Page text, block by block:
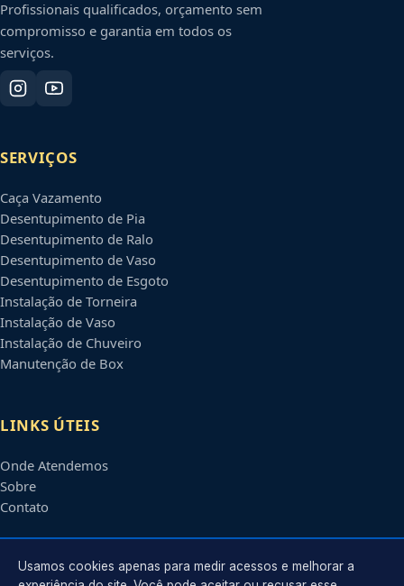
Profissionais qualificados, orçamento sem
compromisso e garantia em todos os
serviços.
SERVIÇOS
Caça Vazamento
Desentupimento de Pia
Desentupimento de Ralo
Desentupimento de Vaso
Desentupimento de Esgoto
Instalação de Torneira
Instalação de Vaso
Instalação de Chuveiro
Manutenção de Box
LINKS ÚTEIS
Onde Atendemos
Sobre
Contato
CONTATO
Usamos cookies apenas para medir acessos e melhorar a